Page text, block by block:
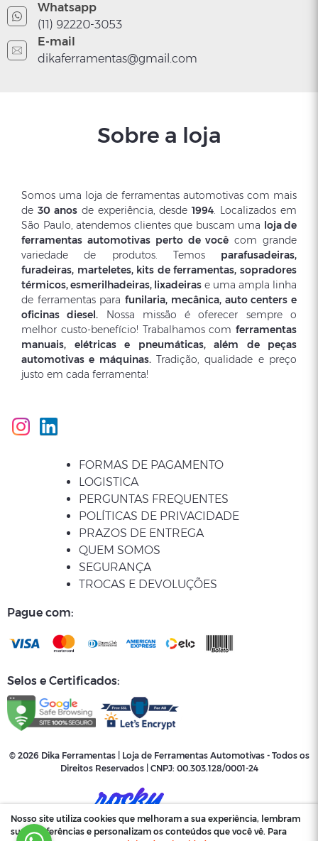
Whatsapp
(11) 92220-3053
E-mail
dikaferramentas@gmail.com
Sobre a loja
Somos uma loja de ferramentas automotivas com mais
de 30 anosde experiência, desde1994. Localizados em
São Paulo, atendemos clientes que buscam uma loja de
ferramentas automotivas perto de você com grande
variedade de produtos. Temos parafusadeiras,
furadeiras, marteletes, kits de ferramentas, sopradores
térmicos, esmerilhadeiras, lixadeiras e uma ampla linha
de ferramentas parafunilaria, mecânica, auto centers e
oficinas diesel. Nossa missão é oferecer sempre o
melhor custo-benefício! Trabalhamos com ferramentas
manuais, elétricas e pneumáticas, além de peças
automotivas e máquinas.Tradição, qualidade e preço
justo em cada ferramenta!
FORMAS DE PAGAMENTO
LOGISTICA
PERGUNTAS FREQUENTES
POLÍTICAS DE PRIVACIDADE
PRAZOS DE ENTREGA
QUEM SOMOS
SEGURANÇA
TROCAS E DEVOLUÇÕES
Pague com:
Selos e Certificados:
© 2026 Dika Ferramentas | Loja de Ferramentas Automotivas - Todos os
Direitos Reservados | CNPJ: 00.303.128/0001-24
Nosso site utiliza cookies que melhoram a sua experiência, lembram
suas preferências e personalizam os conteúdos que você vê. Para